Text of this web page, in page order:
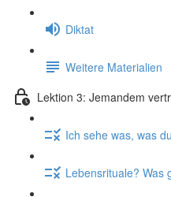
Diktat
Weitere Materialien
Lektion 3: Jemandem
Ich sehe was, was
Lebensrituale? Was